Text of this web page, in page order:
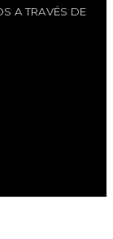
A TRAVÉS DE